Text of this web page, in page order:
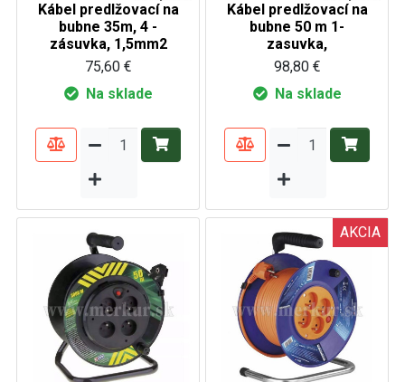
Kábel predlžovací na
bubne 35m, 4 -
zásuvka, 1,5mm2
75,60 €
Na sklade
Kábel predlžovací na
bubne 50 m 1-
zasuvka,
98,80 €
Na sklade
AKCIA